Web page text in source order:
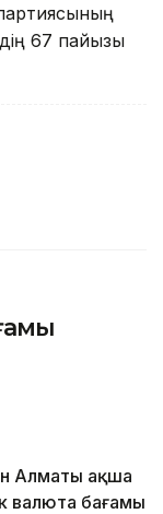
67 пайызы
Алматы ақша
валюта бағамы